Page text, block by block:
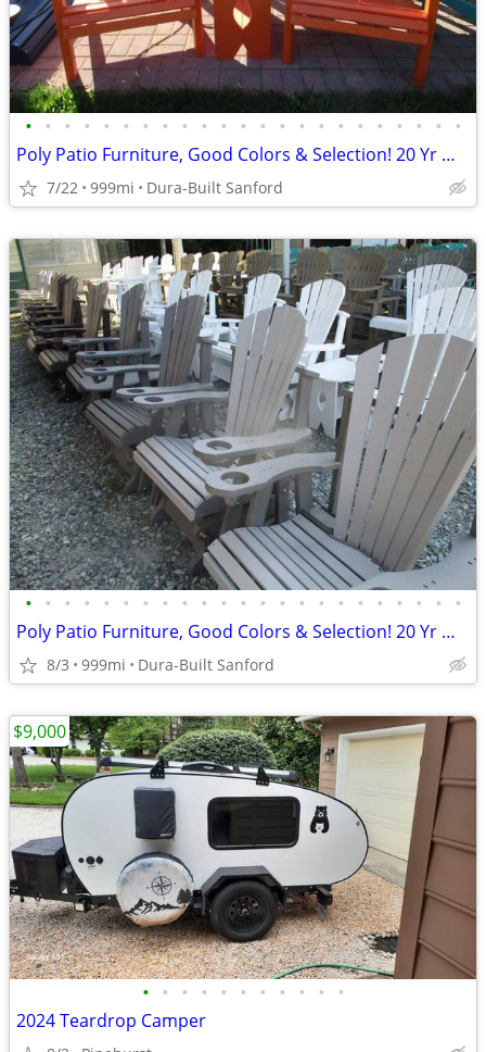
• • • • • • • • • • • • • • • • • • • • • • •
Poly Patio Furniture, Good Colors & Selection! 20 Yr Warr!
7/22 999mi Dura-Built Sanford
• • • • • • • • • • • • • • • • • • • • • • •
Poly Patio Furniture, Good Colors & Selection! 20 Yr Warr!
8/3 999mi Dura-Built Sanford
• • • • • • • • • • •
2024 Teardrop Camper
$9,000